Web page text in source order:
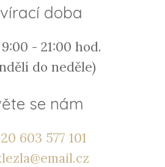
doba
- 21:00 hod.
do neděle)
se nám
603 577 101